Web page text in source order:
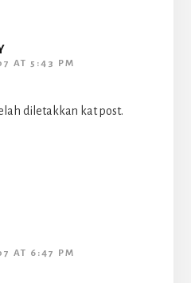
AT 5:43 PM
diletakkan kat post.
AT 6:47 PM